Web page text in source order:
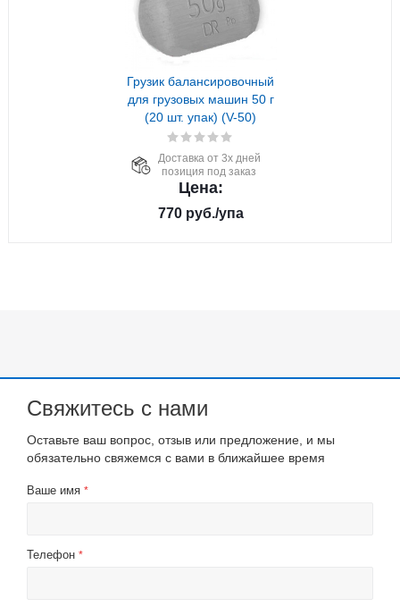
Грузик балансировочный
для грузовых машин 50 г
(20 шт. упак) (V-50)
Доставка от 3х дней
позиция под заказ
Цена:
770руб./упа
Свяжитесь с нами
Оставьте ваш вопрос, отзыв или предложение, и мы
обязательно свяжемся с вами в ближайшее время
Ваше имя *
Телефон *